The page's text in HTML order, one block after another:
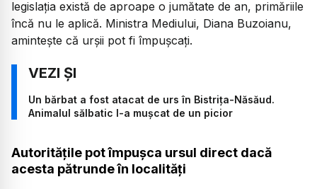
legislația există de aproape o jumătate de an, primăriile
încă nu le aplică. Ministra Mediului, Diana Buzoianu,
amintește că urșii pot fi împușcați.
Un bărbat a fost atacat de urs în Bistrița-Năsăud.
Animalul sălbatic l-a mușcat de un picior
Autoritățile pot împușca ursul direct dacă
acesta pătrunde în localități